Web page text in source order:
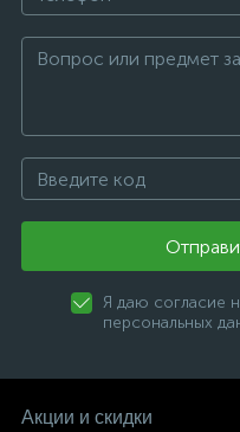
Я даю согласие
персональных
Акции и скидки